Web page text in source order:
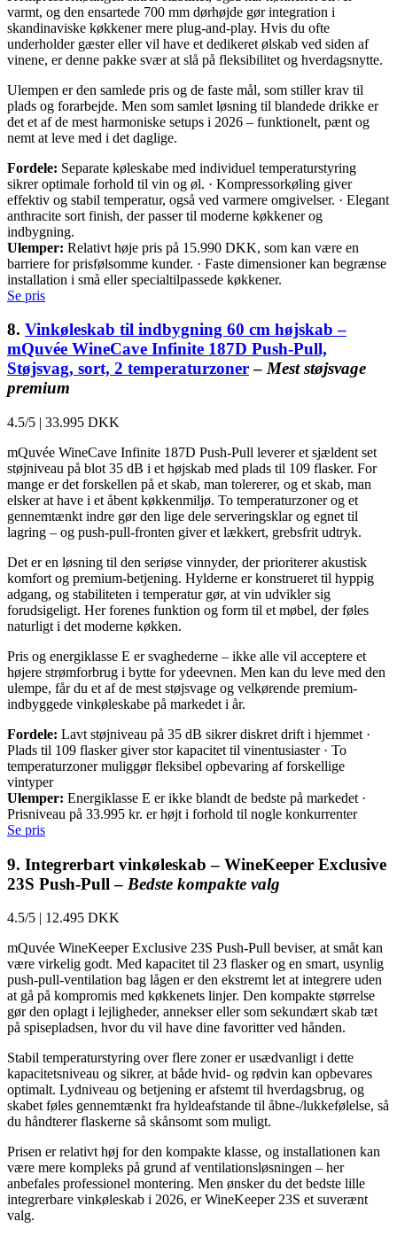
varmt, og den ensartede 700 mm dørhøjde gør integration i
skandinaviske køkkener mere plug-and-play. Hvis du ofte
underholder gæster eller vil have et dedikeret ølskab ved siden af
vinene, er denne pakke svær at slå på fleksibilitet og hverdagsnytte.
Ulempen er den samlede pris og de faste mål, som stiller krav til
plads og forarbejde. Men som samlet løsning til blandede drikke er
det et af de mest harmoniske setups i 2026 – funktionelt, pænt og
nemt at leve med i det daglige.
Fordele: Separate køleskabe med individuel temperaturstyring
sikrer optimale forhold til vin og øl. · Kompressorkøling giver
effektiv og stabil temperatur, også ved varmere omgivelser. · Elegant
anthracite sort finish, der passer til moderne køkkener og
indbygning.
Ulemper: Relativt høje pris på 15.990 DKK, som kan være en
barriere for prisfølsomme kunder. · Faste dimensioner kan begrænse
installation i små eller specialtilpassede køkkener.
Se pris
8. Vinkøleskab til indbygning 60 cm højskab –
mQuvée WineCave Infinite 187D Push-Pull,
Støjsvag, sort, 2 temperaturzoner–Mest støjsvage
premium
4.5/5 | 33.995 DKK
mQuvée WineCave Infinite 187D Push-Pull leverer et sjældent set
støjniveau på blot 35 dB i et højskab med plads til 109 flasker. For
mange er det forskellen på et skab, man tolererer, og et skab, man
elsker at have i et åbent køkkenmiljø. To temperaturzoner og et
gennemtænkt indre gør den lige dele serveringsklar og egnet til
lagring – og push-pull-fronten giver et lækkert, grebsfrit udtryk.
Det er en løsning til den seriøse vinnyder, der prioriterer akustisk
komfort og premium-betjening. Hylderne er konstrueret til hyppig
adgang, og stabiliteten i temperatur gør, at vin udvikler sig
forudsigeligt. Her forenes funktion og form til et møbel, der føles
naturligt i det moderne køkken.
Pris og energiklasse E er svaghederne – ikke alle vil acceptere et
højere strømforbrug i bytte for ydeevnen. Men kan du leve med den
ulempe, får du et af de mest støjsvage og velkørende premium-
indbyggede vinkøleskabe på markedet i år.
Fordele: Lavt støjniveau på 35 dB sikrer diskret drift i hjemmet ·
Plads til 109 flasker giver stor kapacitet til vinentusiaster · To
temperaturzoner muliggør fleksibel opbevaring af forskellige
vintyper
Ulemper: Energiklasse E er ikke blandt de bedste på markedet ·
Prisniveau på 33.995 kr. er højt i forhold til nogle konkurrenter
Se pris
9. Integrerbart vinkøleskab – WineKeeper Exclusive
23S Push-Pull – Bedste kompakte valg
4.5/5 | 12.495 DKK
mQuvée WineKeeper Exclusive 23S Push-Pull beviser, at småt kan
være virkelig godt. Med kapacitet til 23 flasker og en smart, usynlig
push-pull-ventilation bag lågen er den ekstremt let at integrere uden
at gå på kompromis med køkkenets linjer. Den kompakte størrelse
gør den oplagt i lejligheder, annekser eller som sekundært skab tæt
på spisepladsen, hvor du vil have dine favoritter ved hånden.
Stabil temperaturstyring over flere zoner er usædvanligt i dette
kapacitetsniveau og sikrer, at både hvid- og rødvin kan opbevares
optimalt. Lydniveau og betjening er afstemt til hverdagsbrug, og
skabet føles gennemtænkt fra hyldeafstande til åbne-/lukkefølelse, så
du håndterer flaskerne så skånsomt som muligt.
Prisen er relativt høj for den kompakte klasse, og installationen kan
være mere kompleks på grund af ventilationsløsningen – her
anbefales professionel montering. Men ønsker du det bedste lille
integrerbare vinkøleskab i 2026, er WineKeeper 23S et suverænt
valg.